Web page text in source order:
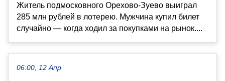
Житель подмосковного Орехово-Зуево выиграл
285 млн рублей в лотерею. Мужчина купил билет
случайно — когда ходил за покупками на рынок....
06:00, 12 Апр